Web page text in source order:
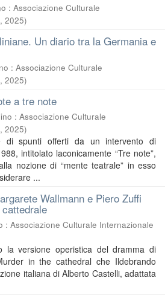
: Associazione Culturale
, 2025)
Un diario tra la Germania e
: Associazione Culturale
, 2025)
a tre note
: Associazione Culturale
, 2025)
spunti offerti da un intervento di
intitolato laconicamente “Tre note”,
nozione di “mente teatrale” in esso
...
Wallmann e Piero Zuffi
: Associazione Culturale Internazionale
la versione operistica del dramma di
in the cathedral che Ildebrando
italiana di Alberto Castelli, adattata